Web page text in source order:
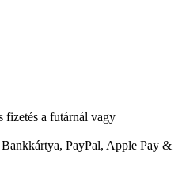
fizetés a futárnál vagy
PayPal, Apple Pay &